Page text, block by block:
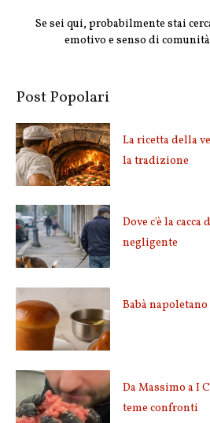
Se sei qui, probabilmente stai
emotivo e senso di
Post Popolari
La ricetta della
la tradizione
Dove c'è la
negligente
Babà
Da Massimo a I
teme confronti